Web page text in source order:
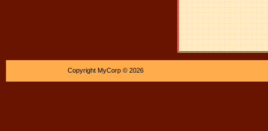
Copyright MyCorp © 2026